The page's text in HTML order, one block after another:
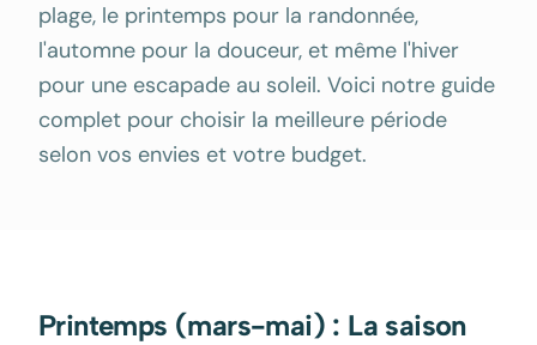
plage, le printemps pour la randonnée,
l'automne pour la douceur, et même l'hiver
pour une escapade au soleil. Voici notre guide
complet pour choisir la meilleure période
selon vos envies et votre budget.
Printemps (mars-mai) : La saison